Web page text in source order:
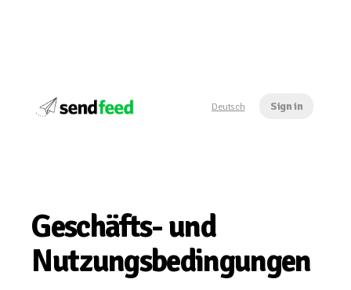
Deutsch Sign in
Geschäfts- und
Nutzungsbedingungen